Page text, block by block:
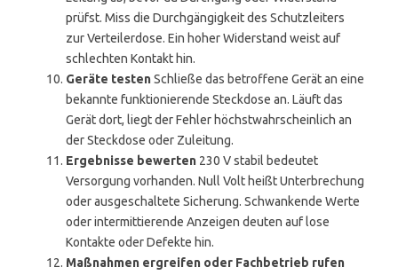
prüfst. Miss die Durchgängigkeit des Schutzleiters
zur Verteilerdose. Ein hoher Widerstand weist auf
schlechten Kontakt hin.
Geräte testenSchließe das betroffene Gerät an eine
bekannte funktionierende Steckdose an. Läuft das
Gerät dort, liegt der Fehler höchstwahrscheinlich an
der Steckdose oder Zuleitung.
Ergebnisse bewerten 230 V stabil bedeutet
Versorgung vorhanden. Null Volt heißt Unterbrechung
oder ausgeschaltete Sicherung. Schwankende Werte
oder intermittierende Anzeigen deuten auf lose
Kontakte oder Defekte hin.
Maßnahmen ergreifen oder Fachbetrieb rufen